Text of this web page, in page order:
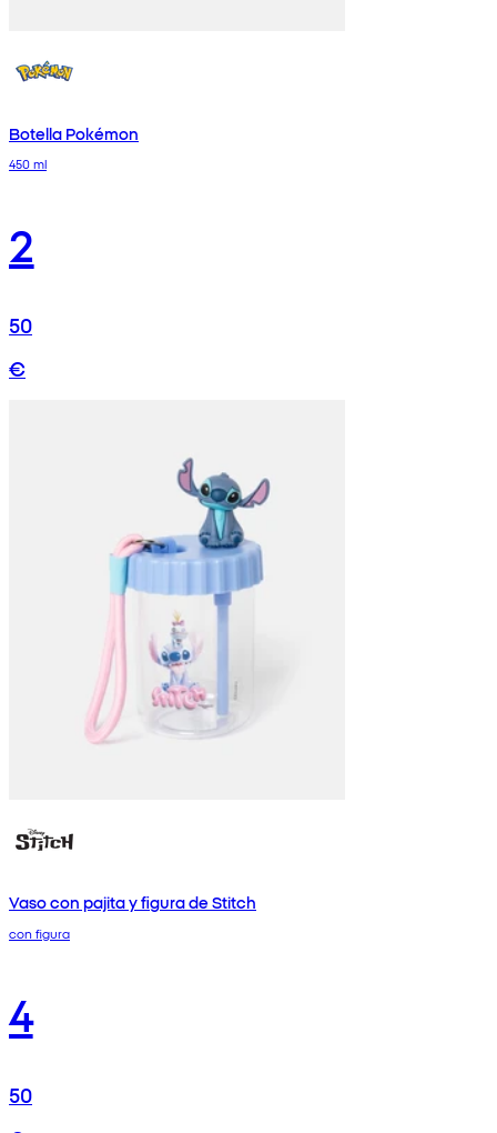
Botella Pokémon
450 ml
2
50
€
Vaso con pajita y figura de Stitch
con figura
4
50